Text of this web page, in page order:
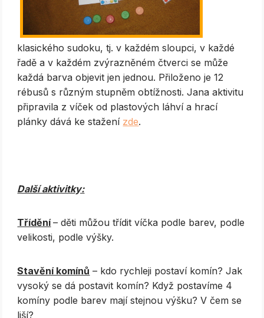
klasického sudoku, tj. v každém sloupci, v každé
řadě a v každém zvýrazněném čtverci se může
každá barva objevit jen jednou. Přiloženo je 12
rébusů s různým stupněm obtížnosti. Jana aktivitu
připravila z víček od plastových láhví a hrací
plánky dává ke stažení zde.
Další aktivitky:
Třídění – děti můžou třídit víčka podle barev, podle
velikosti, podle výšky.
Stavění komínů – kdo rychleji postaví komín? Jak
vysoký se dá postavit komín? Když postavíme 4
komíny podle barev mají stejnou výšku? V čem se
liší?